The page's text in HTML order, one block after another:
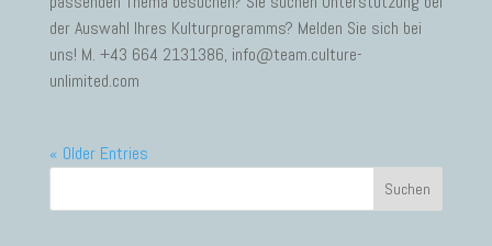
der Auswahl Ihres Kulturprogramms? Melden Sie sich bei
uns! M. +43 664 2131386, info@team.culture-
unlimited.com
« Older Entries